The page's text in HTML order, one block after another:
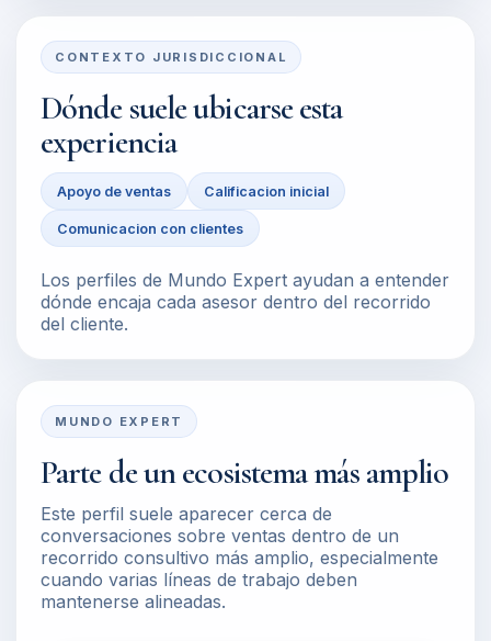
CONTEXTO JURISDICCIONAL
Dónde suele ubicarse esta
experiencia
Apoyo de ventas Calificacion inicial
Comunicacion con clientes
Los perfiles de Mundo Expert ayudan a entender
dónde encaja cada asesor dentro del recorrido
del cliente.
MUNDO EXPERT
Parte de un ecosistema más amplio
Este perfil suele aparecer cerca de
conversaciones sobre ventas dentro de un
recorrido consultivo más amplio, especialmente
cuando varias líneas de trabajo deben
mantenerse alineadas.